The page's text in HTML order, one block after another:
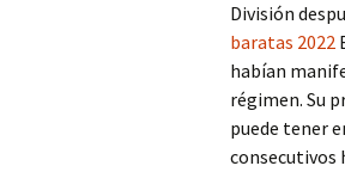
División
baratas 2022
habían
régimen. Su
puede tener
consecutivos